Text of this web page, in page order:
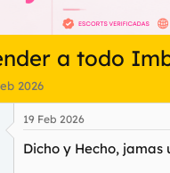
a todo
2026
19 Feb 2026
Dicho y Hecho,